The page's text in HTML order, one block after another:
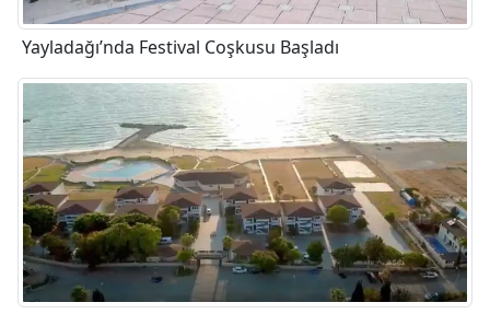
Yayladağı’nda Festival Coşkusu Başladı